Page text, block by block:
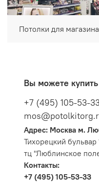
Потолки для магазина
Вы можете
+7 (495) 105-53-
Адрес: Москва м.
Тихорецкий бульвар
тц "Люблинское
Контакты:
+7 (495) 105-53-33